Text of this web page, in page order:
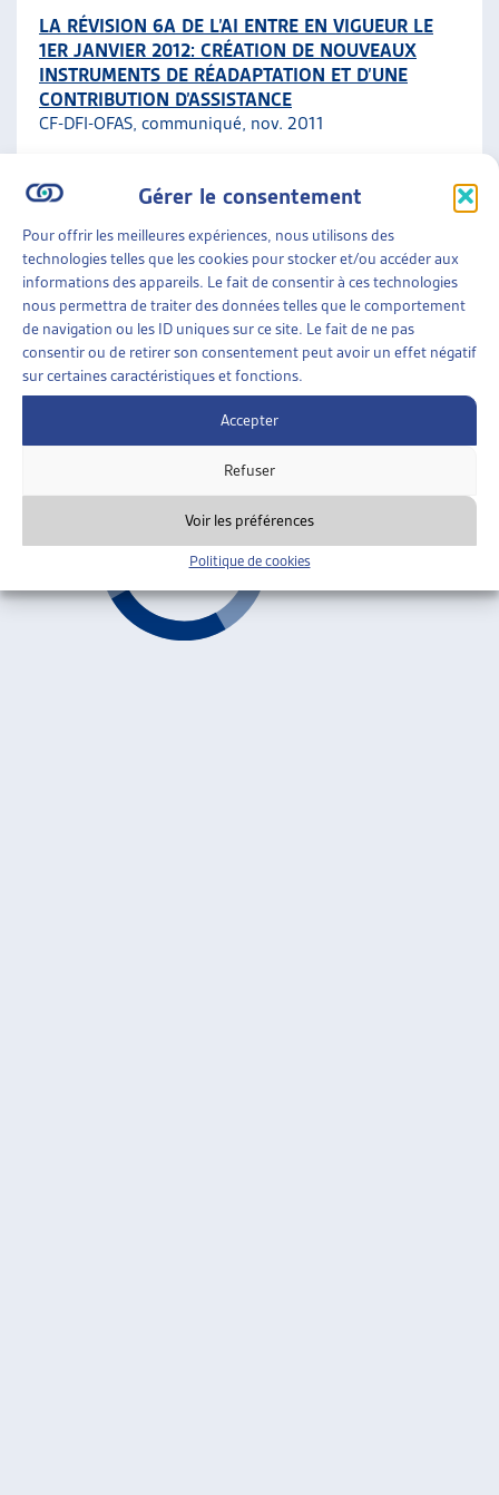
Gérer le consentement
Pour offrir les meilleures expériences, nous utilisons des
technologies telles que les cookies pour stocker et/ou accéder aux
informations des appareils. Le fait de consentir à ces technologies
nous permettra de traiter des données telles que le comportement
de navigation ou les ID uniques sur ce site. Le fait de ne pas
consentir ou de retirer son consentement peut avoir un effet négatif
sur certaines caractéristiques et fonctions.
Accepter
Refuser
Voir les préférences
Politique de cookies
LA RÉVISION 6A DE L’AI ENTRE EN VIGUEUR LE
1ER JANVIER 2012: CRÉATION DE NOUVEAUX
INSTRUMENTS DE RÉADAPTATION ET D’UNE
CONTRIBUTION D’ASSISTANCE
CF-DFI-OFAS, communiqué, nov. 2011
6A
ASSURANCES SOCIALES»ASSURANCE-INVALIDITÉ
(LAI)»CONTRIBUTION D’ASSISTANCE
LE PROJET PILOTE « BUDGET D’ASSISTANCE »
POUR PERSONNES HANDICAPÉES EST ÉVALUÉ
DFI, communiqué, déc. 2007;résumé de la synthèse
Contribution d'assistance